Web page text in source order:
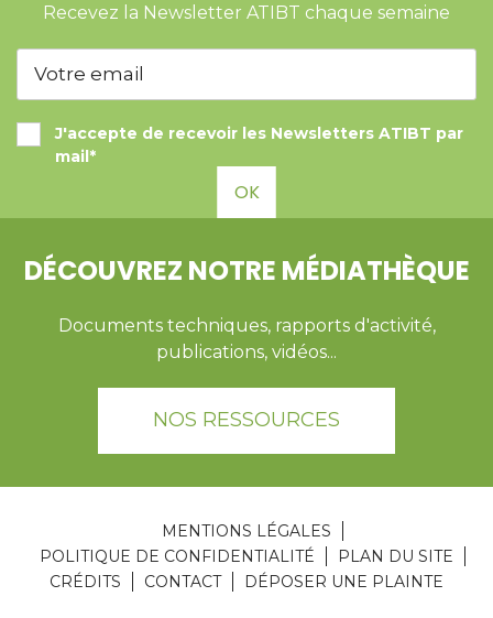
Recevez la Newsletter ATIBT chaque semaine
J'accepte de recevoir les Newsletters ATIBT par
mail*
OK
DÉCOUVREZ NOTRE MÉDIATHÈQUE
Documents techniques, rapports d'activité,
publications, vidéos...
NOS RESSOURCES
MENTIONS LÉGALES
POLITIQUE DE CONFIDENTIALITÉ
PLAN DU SITE
CRÉDITS
CONTACT DÉPOSER UNE PLAINTE